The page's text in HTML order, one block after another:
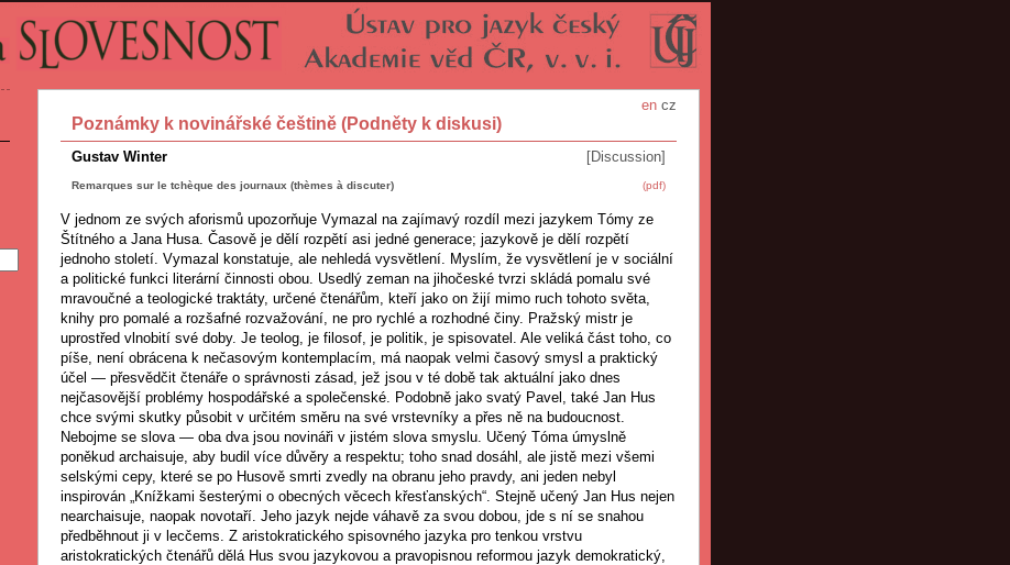
en cz
Poznámky k novinářské češtině (Podněty k diskusi)
Gustav Winter [Discussion]
(pdf)
Remarques sur le tchèque des journaux (thèmes à discuter)
V jednom ze svých aforismů upozorňuje Vymazal na zajímavý rozdíl mezi jazykem Tómy ze
Štítného a Jana Husa. Časově je dělí rozpětí asi jedné generace; jazykově je dělí rozpětí
jednoho století. Vymazal konstatuje, ale nehledá vysvětlení. Myslím, že vysvětlení je v sociální
a politické funkci literární činnosti obou. Usedlý zeman na jihočeské tvrzi skládá pomalu své
mravoučné a teologické traktáty, určené čtenářům, kteří jako on žijí mimo ruch tohoto světa,
knihy pro pomalé a rozšafné rozvažování, ne pro rychlé a rozhodné činy. Pražský mistr je
uprostřed vlnobití své doby. Je teolog, je filosof, je politik, je spisovatel. Ale veliká část toho, co
píše, není obrácena k nečasovým kontemplacím, má naopak velmi časový smysl a praktický
účel — přesvědčit čtenáře o správnosti zásad, jež jsou v té době tak aktuální jako dnes
nejčasovější problémy hospodářské a společenské. Podobně jako svatý Pavel, také Jan Hus
chce svými skutky působit v určitém směru na své vrstevníky a přes ně na budoucnost.
Nebojme se slova — oba dva jsou novináři v jistém slova smyslu. Učený Tóma úmyslně
poněkud archaisuje, aby budil více důvěry a respektu; toho snad dosáhl, ale jistě mezi všemi
selskými cepy, které se po Husově smrti zvedly na obranu jeho pravdy, ani jeden nebyl
inspirován „Knížkami šesterými o obecných věcech křesťanských“. Stejně učený Jan Hus nejen
nearchaisuje, naopak novotaří. Jeho jazyk nejde váhavě za svou dobou, jde s ní se snahou
předběhnout ji v lecčems. Z aristokratického spisovného jazyka pro tenkou vrstvu
aristokratických čtenářů dělá Hus svou jazykovou a pravopisnou reformou jazyk demokratický,